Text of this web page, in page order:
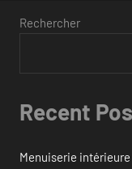
Rechercher
Recent
Menuiserie